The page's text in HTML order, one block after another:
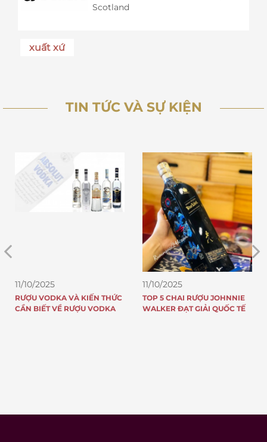
Scotland
xuất xứ
TIN TỨC VÀ SỰ KIỆN
THỨC
VODKA
TOP 5 CHAI RƯỢU JOHNNIE
WALKER ĐẠT GIẢI QUỐC TẾ
8 LÝ DO TẠI SAO
JOHNNIE WALKER